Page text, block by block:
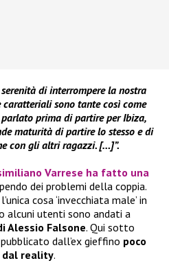
di interrompere la nostra
caratteriali sono tante così come
prima di partire per Ibiza,
maturità di partire lo stesso e di
con gli altri ragazzi. […]”.
Varrese ha fatto una
dei problemi della coppia.
cosa ‘invecchiata male’ in
alcuni utenti sono andati a
Alessio Falsone. Qui sotto
dall’ex gieffino poco
dal reality.